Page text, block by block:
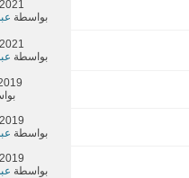
بواسطة
بواسطة
بواسطة
بواسطة